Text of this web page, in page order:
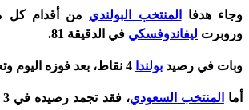
وجاء هدفا المنتخب البولندي
وروبرت ليفاندوفسكي في الدقيقة 81.
وبات في رصيد بولندا
أما المنتخب السعودي